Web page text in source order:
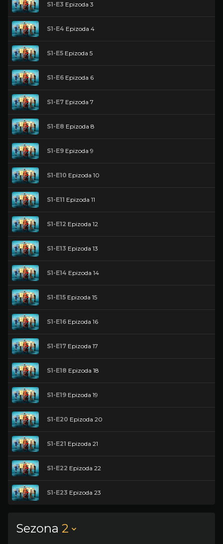
S1-E3 Epizoda 3
S1-E4 Epizoda 4
S1-E5 Epizoda 5
S1-E6 Epizoda 6
S1-E7 Epizoda 7
S1-E8 Epizoda 8
S1-E9 Epizoda 9
S1-E10 Epizoda 10
S1-E11 Epizoda 11
S1-E12 Epizoda 12
S1-E13 Epizoda 13
S1-E14 Epizoda 14
S1-E15 Epizoda 15
S1-E16 Epizoda 16
S1-E17 Epizoda 17
S1-E18 Epizoda 18
S1-E19 Epizoda 19
S1-E20 Epizoda 20
S1-E21 Epizoda 21
S1-E22 Epizoda 22
S1-E23 Epizoda 23
Sezona 2